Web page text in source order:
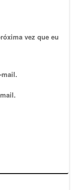
vez que eu